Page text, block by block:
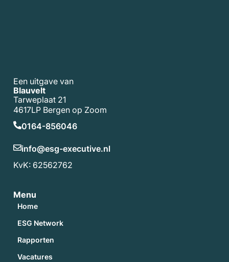
Een uitgave van
Blauvelt
Tarweplaat 21
4617LP Bergen op Zoom
0164-856046
info@esg-executive.nl
KvK: 62562762
Menu
Home
ESG Network
Rapporten
Vacatures